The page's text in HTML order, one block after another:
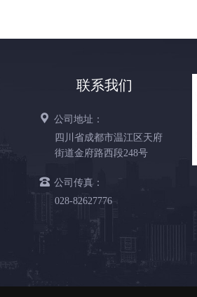
联系我们
公司地址：
四川省成都市温江区天府
街道金府路西段248号
公司传真：
028-82627776